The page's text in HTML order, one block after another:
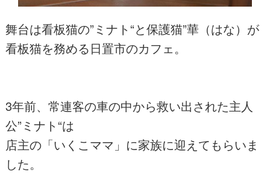
舞台は看板猫の”ミナト“と保護猫”華（はな）が
看板猫を務める日置市のカフェ。
3年前、常連客の車の中から救い出された主人
公”ミナト“は
店主の「いくこママ」に家族に迎えてもらいま
した。